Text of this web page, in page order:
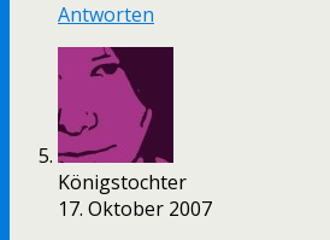
Antworten
Königstochter
17. Oktober 2007